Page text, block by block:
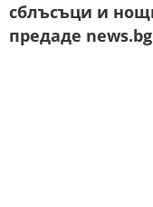
сблъсъци и
предаде